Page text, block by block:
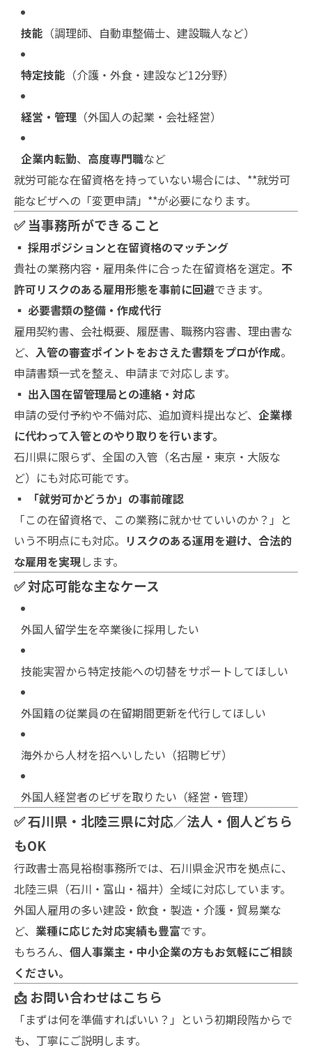
技能 （調理師、自動車整備士、建設職人など）
特定技能 （介護・外食・建設など12分野）
経営・管理 （外国人の起業・会社経営）
企業内転勤、 高度専門職など
就労可能な在留資格を持っていない場合には、**就労可
能なビザへの「変更申請」**が必要になります。
✅ 当事務所ができること
▪ 採用ポジションと在留資格のマッチング
貴社の業務内容・雇用条件に合った在留資格を選定。 不
許可リスクのある雇用形態を事前に回避できます。
▪ 必要書類の整備・作成代行
雇用契約書、会社概要、履歴書、職務内容書、理由書な
ど、 入管の審査ポイントをおさえた書類をプロが作成。
申請書類一式を整え、申請まで対応します。
▪ 出入国在留管理局との連絡・対応
申請の受付予約や不備対応、追加資料提出など、 企業様
に代わって入管とのやり取りを行います。
石川県に限らず、全国の入管（名古屋・東京・大阪な
ど）にも対応可能です。
▪ 「就労可かどうか」の事前確認
「この在留資格で、この業務に就かせていいのか？」と
いう不明点にも対応。 リスクのある運用を避け、合法的
な雇用を実現します。
✅ 対応可能な主なケース
外国人留学生を卒業後に採用したい
技能実習から特定技能への切替をサポートしてほしい
外国籍の従業員の在留期間更新を代行してほしい
海外から人材を招へいしたい（招聘ビザ）
外国人経営者のビザを取りたい（経営・管理）
✅ 石川県・北陸三県に対応／法人・個人どちら
もOK
行政書士高見裕樹事務所では、石川県金沢市を拠点に、
北陸三県（石川・富山・福井）全域に対応しています。
外国人雇用の多い建設・飲食・製造・介護・貿易業な
ど、 業種に応じた対応実績も豊富です。
もちろん、 個人事業主・中小企業の方もお気軽にご相談
ください。
📩 お問い合わせはこちら
「まずは何を準備すればいい？」という初期段階からで
も、丁寧にご説明します。